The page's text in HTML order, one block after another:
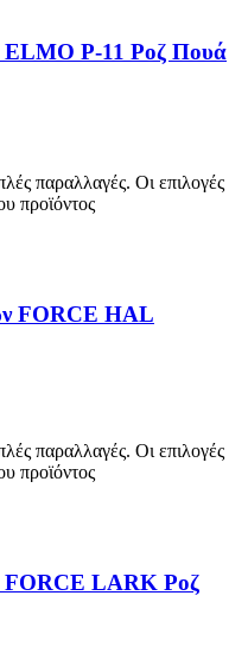
ELMO P-11 Ροζ Πουά
παραλλαγές. Οι επιλογές
προϊόντος
FORCE HAL
παραλλαγές. Οι επιλογές
προϊόντος
FORCE LARK Ροζ